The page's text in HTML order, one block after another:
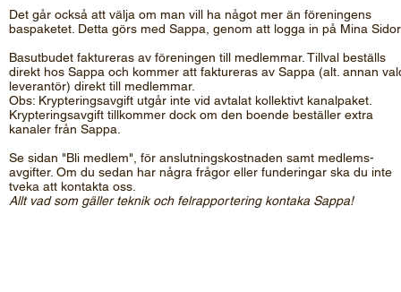
Det går också att välja om man vill ha något mer än föreningens
baspaketet. Detta görs med Sappa, genom att logga in på Mina
Basutbudet faktureras av föreningen till medlemmar. Tillval beställs
direkt hos Sappa och kommer att faktureras av Sappa (alt. annan
leverantör) direkt till medlemmar.
Obs: Krypteringsavgift utgår inte vid avtalat kollektivt kanalpaket.
Krypteringsavgift tillkommer dock om den boende beställer extra
kanaler från Sappa.
Se sidan "Bli medlem", för anslutningskostnaden samt medlems-
avgifter. Om du sedan har några frågor eller funderingar ska du inte
tveka att kontakta oss.
Allt vad som gäller teknik och felrapportering kontaka Sappa!